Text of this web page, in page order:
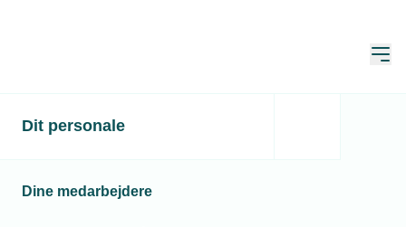
Dit personale
Dine medarbejdere
15.000 virksomheder